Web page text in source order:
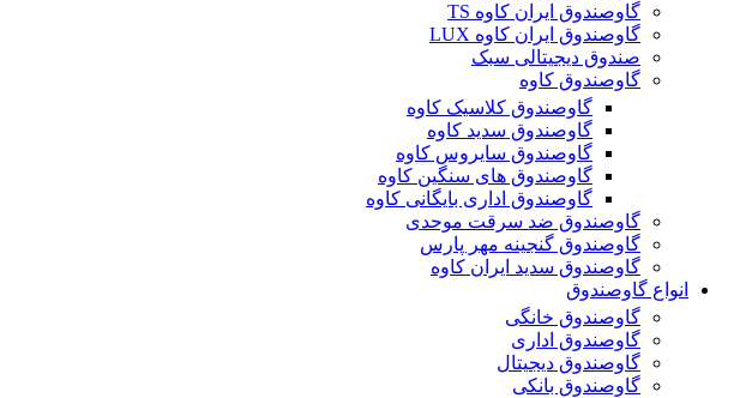
گاوصندوق ایران کاوه TS
گاوصندوق ایران کاوه LUX
صندوق دیجیتالی سبک
گاوصندوق کاوه
گاوصندوق کلاسیک کاوه
گاوصندوق سدید کاوه
گاوصندوق سایروس کاوه
گاوصندوق های سنگین کاوه
گاوصندوق اداری بایگانی کاوه
گاوصندوق ضد سرقت موحدی
گاوصندوق گنجینه مهر پارس
گاوصندوق سدید ایران کاوه
انواع گاوصندوق
گاوصندوق خانگی
گاوصندوق اداری
گاوصندوق دیجیتال
گاوصندوق بانکی